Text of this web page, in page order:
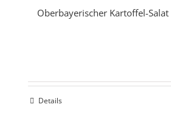
Oberbayerischer Kartoffel-Salat
Details